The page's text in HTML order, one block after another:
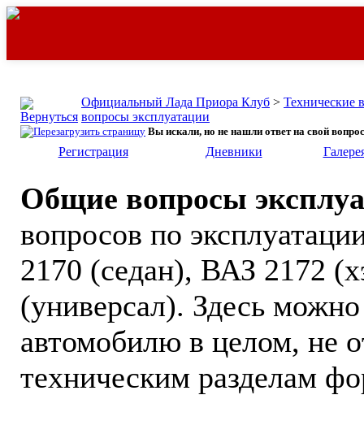
Официальный Лада Приора Клуб > Технические
вопросы эксплуатации
Вы искали, но не нашли ответ на свой
Регистрация Дневники
Общие вопросы
вопросов по
2170 (седан), ВАЗ 2172
(универсал). Здесь
автомобилю в целом, не
техническим разделам